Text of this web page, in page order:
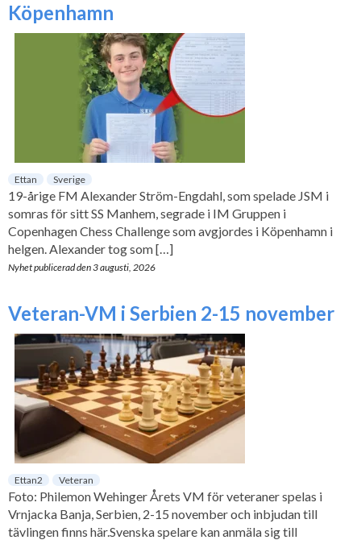
Köpenhamn
Ettan Sverige
19-årige FM Alexander Ström-Engdahl, som spelade JSM i
somras för sitt SS Manhem, segrade i IM Gruppen i
Copenhagen Chess Challenge som avgjordes i Köpenhamn i
helgen. Alexander tog som […]
Nyhet publicerad den3 augusti, 2026
Veteran-VM i Serbien 2-15 november
Ettan2 Veteran
Foto: Philemon Wehinger Årets VM för veteraner spelas i
Vrnjacka Banja, Serbien, 2-15 november och inbjudan till
tävlingen finns här.Svenska spelare kan anmäla sig till